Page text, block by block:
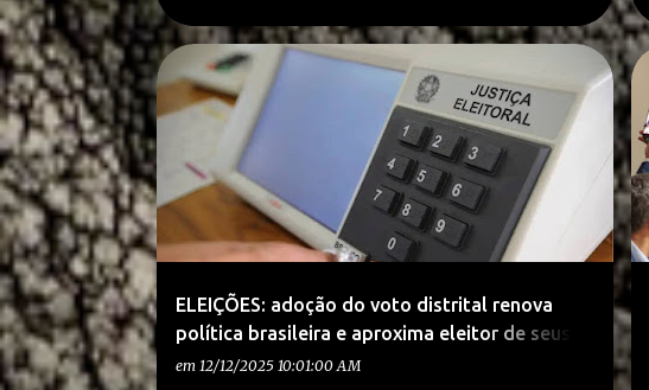
ELEIÇÕES: adoção do voto distrital renova
política brasileira e aproxima eleitor de seus
representantes, defende CACB.
em 12/12/2025 10:01:00 AM